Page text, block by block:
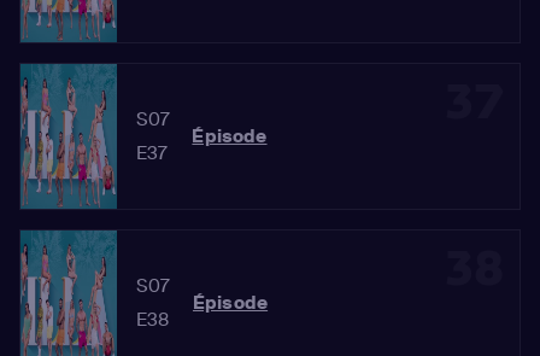
S07
E37
Épisode
S07
E38
Épisode